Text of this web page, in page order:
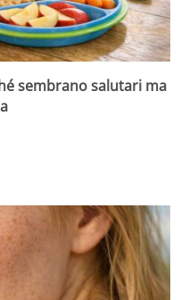
sembrano salutari ma